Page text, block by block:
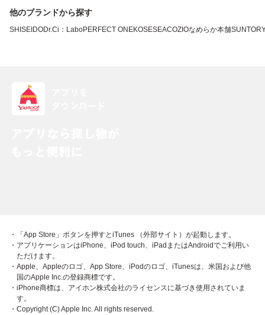
日本語以外での取引及び質問は一切対応いたしません。ご
入札戴、落札戴きましても落札者都合に確認次第削除、ブ
札の際は新しい電池などをご用意ください。
■クレジットカード決済などにてヤフー審査があり審査が
ん。（使用期限など商品に表示、記載されているものはお
答えいたします。）
※※支払い方法など一部商品決済が出来ない場合が御座い
ます。（商品の特性上）
他のブランドから探す
SHISEIDODr.Ci：LaboPERFECT ONEKOSESEACOZIOなめらか本舗
・「App Store」ボタンを押すとiTunes （外部サイト）が起動します。
・アプリケーションはiPhone、iPod touch、iPadまたはAndroidでご利用い
ただけます。
・Apple、Appleのロゴ、App Store、iPodのロゴ、iTunesは、米国および他
国のApple Inc.の登録商標です。
・iPhone商標は、アイホン株式会社のライセンスに基づき使用されていま
す。
・Copyright (C) Apple Inc. All rights reserved.